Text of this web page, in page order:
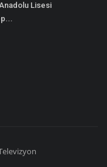
Lisesi